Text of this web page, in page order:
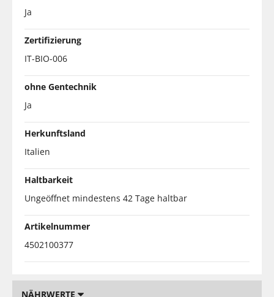
Ja
Zertifizierung
IT-BIO-006
ohne Gentechnik
Ja
Herkunftsland
Italien
Haltbarkeit
Ungeöffnet mindestens 42 Tage haltbar
Artikelnummer
4502100377
NÄHRWERTE